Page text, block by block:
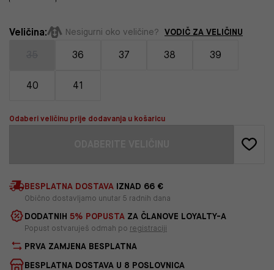
Veličina: Nesigurni oko veličine? VODIČ ZA VELIČINU
36 37 38 39
40 41
Odaberi veličinu prije dodavanja u košaricu
BESPLATNA DOSTAVA IZNAD 66 €
Obično dostavljamo unutar 5 radnih dana
DODATNIH 5% POPUSTA ZA ČLANOVE LOYALTY-A
Popust ostvaruješ odmah po registraciji
PRVA ZAMJENA BESPLATNA
BESPLATNA DOSTAVA U 8 POSLOVNICA